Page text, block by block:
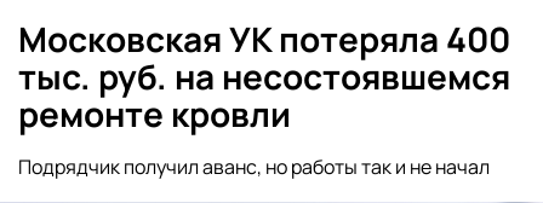
Московская УК потеряла 400
тыс. руб. на несостоявшемся
ремонте кровли
Подрядчик получил аванс, но работы так и не начал